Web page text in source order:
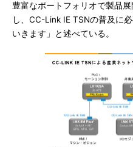
豊富なポートフォリオで製品
し、CC-Link IE TSNの普及に
いきます」と述べている。